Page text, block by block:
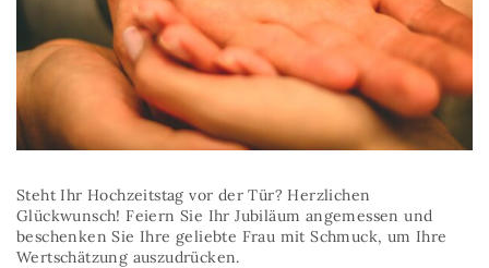
Steht Ihr Hochzeitstag vor der Tür? Herzlichen
Glückwunsch! Feiern Sie Ihr Jubiläum angemessen und
beschenken Sie Ihre geliebte Frau mit Schmuck, um Ihre
Wertschätzung auszudrücken.